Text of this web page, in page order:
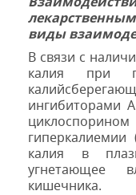
виды
В связи с
калия при
ингибиторами
калия в
угнетающее
кишечника.